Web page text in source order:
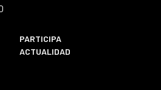
PARTICIPA
ACTUALIDAD